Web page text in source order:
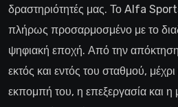
δραστηριότητές μας. Το Alfa
πλήρως προσαρμοσμένο με το
ψηφιακή εποχή. Από την
εκτός και εντός του σταθμού, μέχρι
εκπομπή του, η επεξεργασία και η